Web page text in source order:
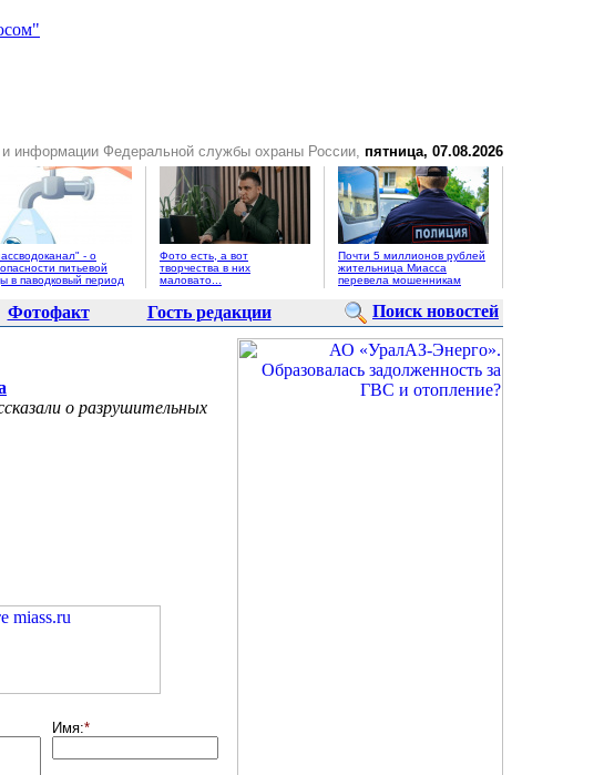
и информации Федеральной службы охраны России, пятница, 07.08.2026
- о
питьевой
в паводковый период
Фото есть, а вот
творчества в них
маловато...
Почти 5 миллионов рублей
жительница Миасса
перевела мошенникам
Фотофакт Гость редакции Поиск новостей
о разрушительных
Имя:*